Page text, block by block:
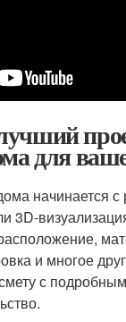
для
начинается с
3D-
и многое
с